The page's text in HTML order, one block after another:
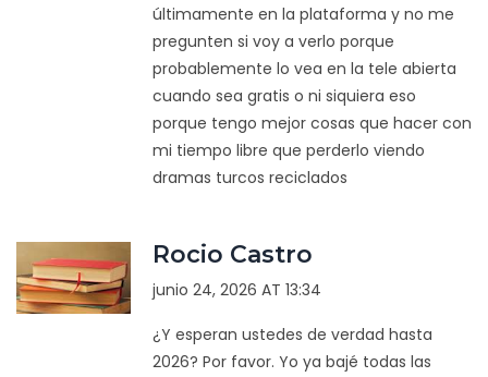
últimamente en la plataforma y no me
pregunten si voy a verlo porque
probablemente lo vea en la tele abierta
cuando sea gratis o ni siquiera eso
porque tengo mejor cosas que hacer con
mi tiempo libre que perderlo viendo
dramas turcos reciclados
Rocio Castro
junio 24, 2026 AT 13:34
¿Y esperan ustedes de verdad hasta
2026? Por favor. Yo ya bajé todas las